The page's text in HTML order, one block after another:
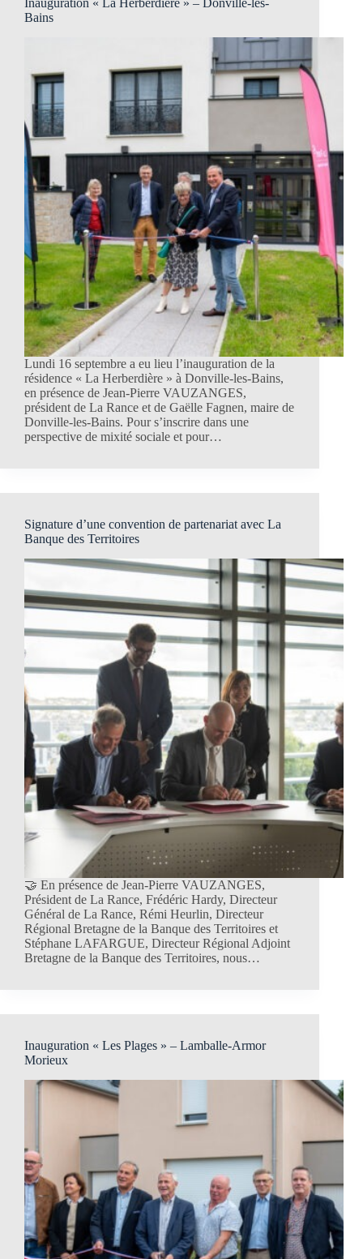
Inauguration « La Herberdière » – Donville-les-
Bains
Lundi 16 septembre a eu lieu l’inauguration de la
résidence « La Herberdière » à Donville-les-Bains,
en présence de Jean-Pierre VAUZANGES,
président de La Rance et de Gaëlle Fagnen, maire de
Donville-les-Bains. Pour s’inscrire dans une
perspective de mixité sociale et pour…
Signature d’une convention de partenariat avec La
Banque des Territoires
🤝 En présence de Jean-Pierre VAUZANGES,
Président de La Rance, Frédéric Hardy, Directeur
Général de La Rance, Rémi Heurlin, Directeur
Régional Bretagne de la Banque des Territoires et
Stéphane LAFARGUE, Directeur Régional Adjoint
Bretagne de la Banque des Territoires, nous…
Inauguration « Les Plages » – Lamballe-Armor
Morieux